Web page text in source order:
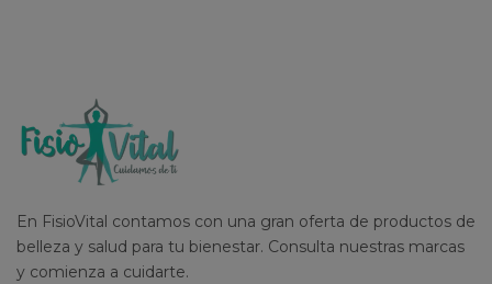
En FisioVital contamos con una gran oferta de productos de
belleza y salud para tu bienestar. Consulta nuestras marcas
y comienza a cuidarte.